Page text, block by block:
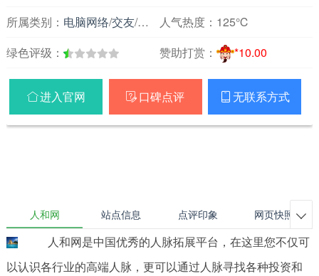
所属类别： 电脑网络/交友/交友 人气热度： 125℃
绿色评级：
赞助打赏： *10.00
进入官网  口碑点评  无联系方式
人和网 站点信息 点评印象 网页快照 
人和网是中国优秀的人脉拓展平台，在这里您不仅可
以认识各行业的高端人脉，更可以通过人脉寻找各种投资和